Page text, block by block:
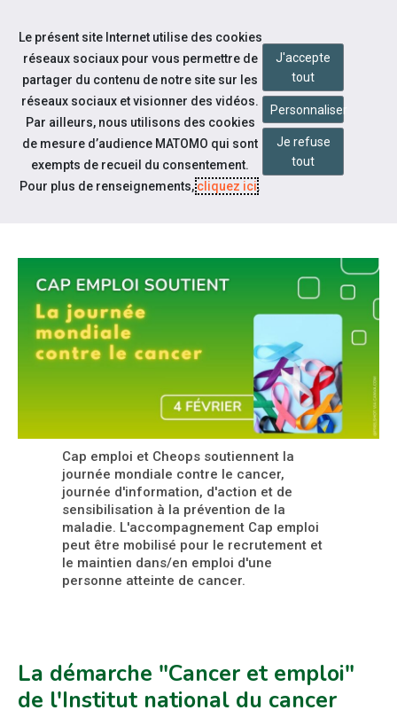
Aller au contenu
Notre actualité
JOURNÉE MONDIALE CONTRE LE
Cap emploi et Cheops soutiennent la
journée mondiale contre le cancer,
journée d'information, d'action et de
sensibilisation à la prévention de la
maladie. L'accompagnement Cap emploi
peut être mobilisé pour le recrutement et
le maintien dans/en emploi d'une
personne atteinte de cancer.
La démarche "Cancer et emploi"
de l'Institut national du cancer
Le présent site Internet utilise des cookies
réseaux sociaux pour vous permettre de
partager du contenu de notre site sur les
réseaux sociaux et visionner des vidéos.
Par ailleurs, nous utilisons des cookies
de mesure d’audience MATOMO qui sont
exempts de recueil du consentement.
Pour plus de renseignements,cliquez ici.
J'accepte
tout
Personnaliser
Je refuse
tout